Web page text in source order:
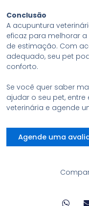
Conclusão
A acupuntura
eficaz para melhorar
de estimação. Com
adequado, seu pet
conforto.
Se você quer saber
ajudar o seu pet,
veterinária e agende
Agende uma